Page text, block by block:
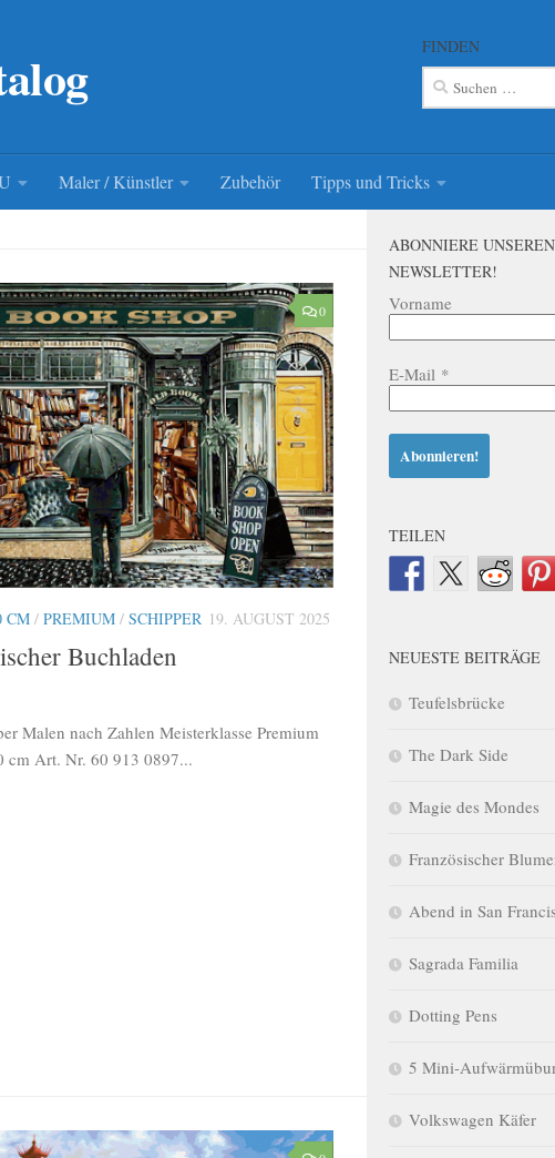
FINDEN
Suchen
nach:
Maler / Künstler Zubehör Tipps und Tricks
0
CM / PREMIUM / SCHIPPER 19. AUGUST 2025
Buchladen
Malen nach Zahlen Meisterklasse Premium
cm Art. Nr. 60 913 0897...
ABONNIERE
NEWSLETTER!
Vorname
E-Mail *
TEILEN
NEUESTE BEITRÄGE
Teufelsbrücke
The Dark Side
Magie des Mondes
Französischer
Abend in San
Sagrada Familia
Dotting Pens
5 Mini-
Volkswagen Käfer